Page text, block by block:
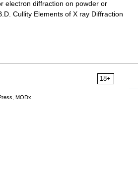
electron diffraction on powder or
Cullity Elements of X ray Diffraction
18+
MODx.